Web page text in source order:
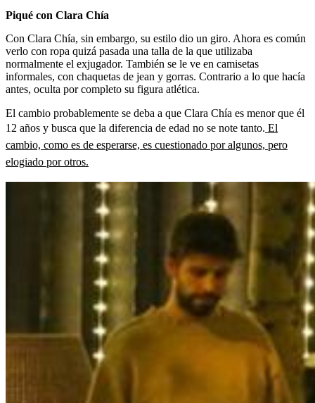
Piqué con Clara Chía
Con Clara Chía, sin embargo, su estilo dio un giro. Ahora es común
verlo con ropa quizá pasada una talla de la que utilizaba
normalmente el exjugador. También se le ve en camisetas
informales, con chaquetas de jean y gorras. Contrario a lo que hacía
antes, oculta por completo su figura atlética.
El cambio probablemente se deba a que Clara Chía es menor que él
12 años y busca que la diferencia de edad no se note tanto. El
cambio, como es de esperarse, es cuestionado por algunos, pero
elogiado por otros.